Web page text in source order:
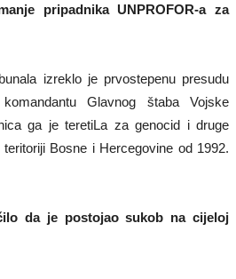
pripadnika UNPROFOR-a za
izreklo je prvostepenu presudu
Glavnog štaba Vojske
ga je teretiLa za genocid i druge
Bosne i Hercegovine od 1992.
da je postojao sukob na cijeloj